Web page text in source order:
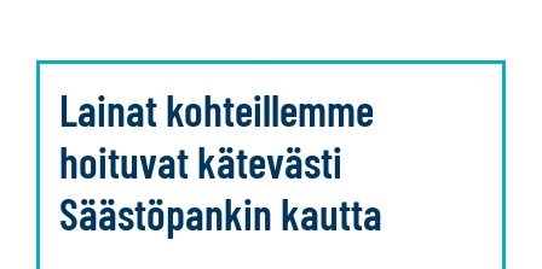
Lainat kohteillemme
hoituvat kätevästi
Säästöpankin kautta